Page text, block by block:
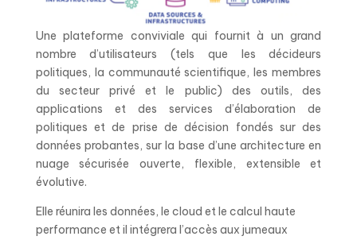
Une plateforme conviviale qui fournit à un grand
nombre d’utilisateurs (tels que les décideurs
politiques, la communauté scientifique, les membres
du secteur privé et le public) des outils, des
applications et des services d’élaboration de
politiques et de prise de décision fondés sur des
données probantes, sur la base d’une architecture en
nuage sécurisée ouverte, flexible, extensible et
évolutive.
Elle réunira les données, le cloud et le calcul haute
performance et il intégrera l’accès aux jumeaux